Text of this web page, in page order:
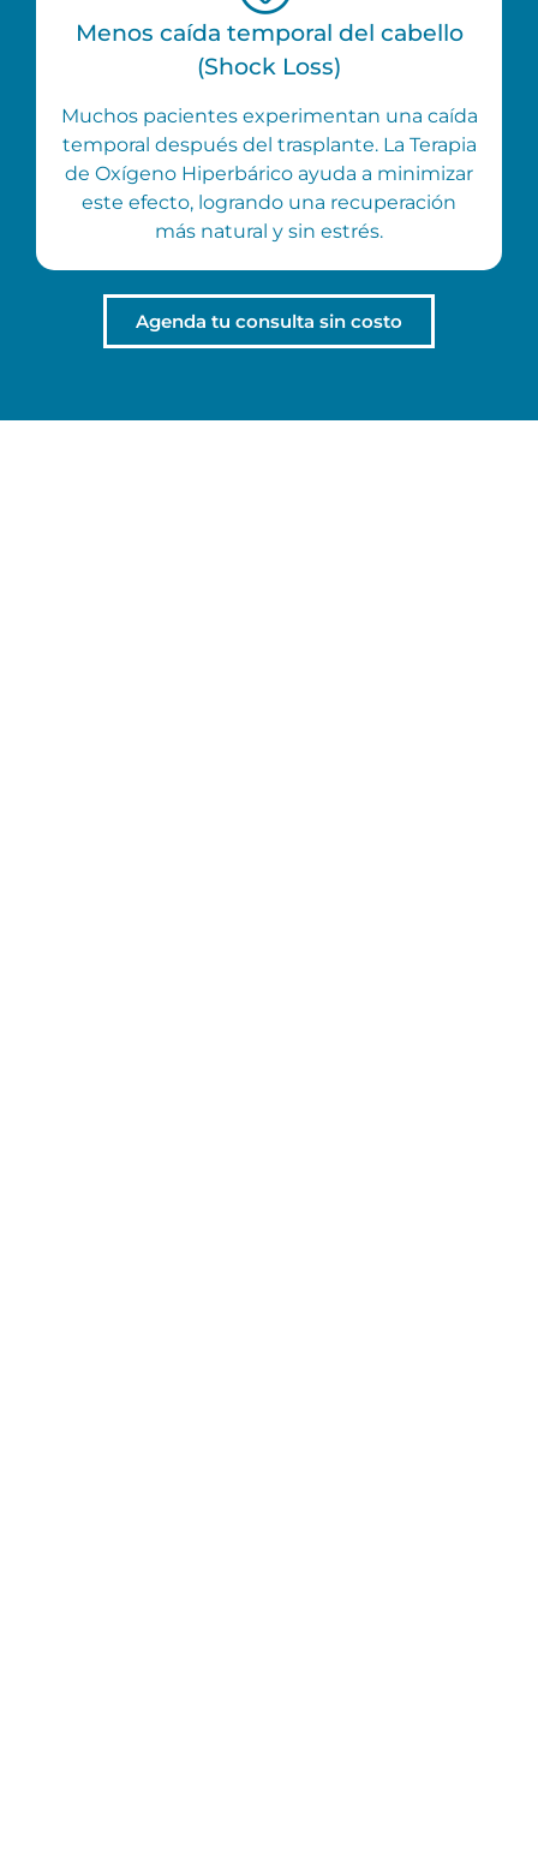
Menos caída temporal del cabello
(Shock Loss)
Muchos pacientes experimentan una caída
temporal después del trasplante. La Terapia
de Oxígeno Hiperbárico ayuda a minimizar
este efecto, logrando una recuperación
más natural y sin estrés.
Agenda tu consulta sin costo